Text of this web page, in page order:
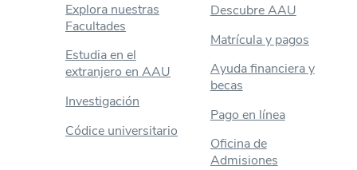
Explora nuestras
Facultades
Estudia en el
extranjero en AAU
Investigación
Códice universitario
Descubre AAU
Matrícula y pagos
Ayuda financiera y
becas
Pago en línea
Oficina de
Admisiones